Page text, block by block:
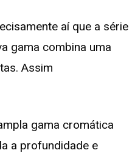
aí que a série
gama combina uma
Assim
gama cromática
a profundidade e